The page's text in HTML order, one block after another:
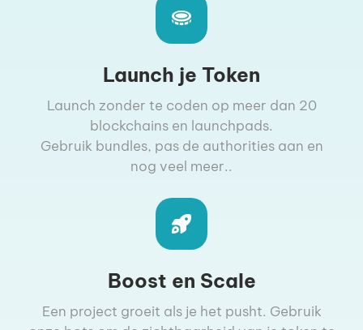
Launch je Token
Launch zonder te coden op meer dan 20
blockchains en launchpads.
Gebruik bundles, pas de authorities aan en
nog veel meer..
Boost en Scale
Een project groeit als je het pusht. Gebruik